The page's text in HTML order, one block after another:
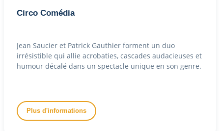
Circo Comédia
Jean Saucier et Patrick Gauthier forment un duo
irrésistible qui allie acrobaties, cascades audacieuses et
humour décalé dans un spectacle unique en son genre.
Plus d'informations